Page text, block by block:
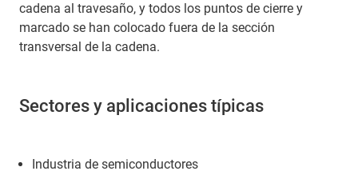
cadena al travesaño, y todos los puntos de cierre y
marcado se han colocado fuera de la sección
transversal de la cadena.
Sectores y aplicaciones típicas
Industria de semiconductores